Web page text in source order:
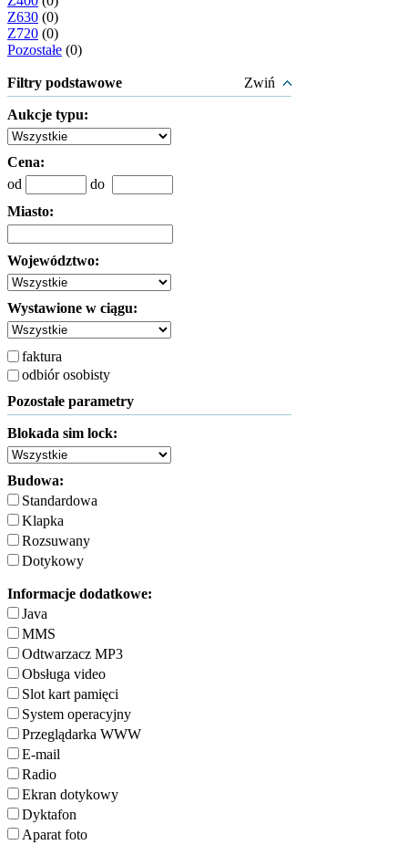
Z630 (0)
Z720 (0)
Pozostałe (0)
Filtry podstawowe Zwiń
Aukcje typu:
Cena:
od
do
Miasto:
Województwo:
Wystawione w ciągu:
faktura
odbiór osobisty
Pozostałe parametry
Blokada sim lock:
Budowa:
Standardowa
Klapka
Rozsuwany
Dotykowy
Informacje dodatkowe:
Java
MMS
Odtwarzacz MP3
Obsługa video
Slot kart pamięci
System operacyjny
Przeglądarka WWW
E-mail
Radio
Ekran dotykowy
Dyktafon
Aparat foto